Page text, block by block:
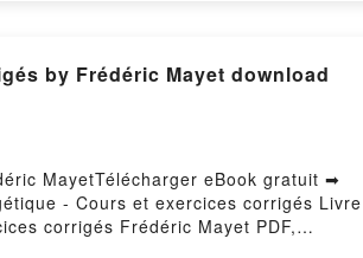
MayetTélécharger eBook gratuit ➡
- Cours et exercices corrigés Livre
corrigés Frédéric Mayet PDF,